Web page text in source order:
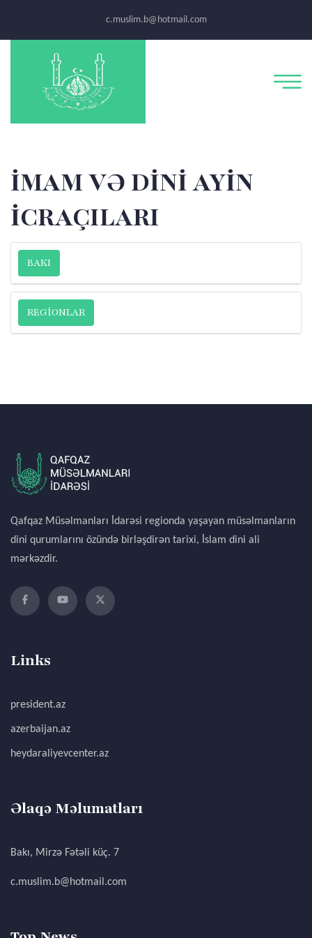
c.muslim.b@hotmail.com
İMAM VƏ DİNİ AYİN
İCRAÇILARI
BAKI
REGİONLAR
Qafqaz Müsəlmanları İdarəsi regionda yaşayan müsəlmanların
dini qurumlarını özündə birləşdirən tarixi, İslam dini ali
mərkəzdir.
Links
president.az
azerbaijan.az
heydaraliyevcenter.az
Əlaqə Məlumatları
Bakı, Mirzə Fətəli küç. 7
c.muslim.b@hotmail.com